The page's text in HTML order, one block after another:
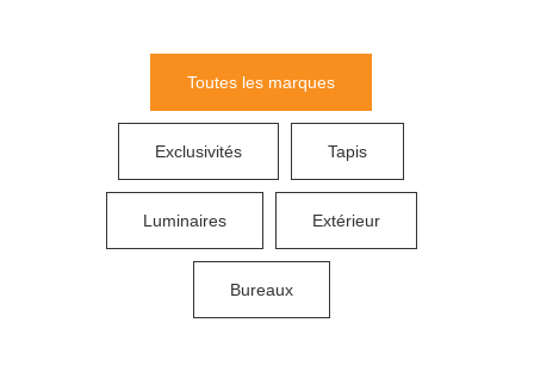
Toutes les marques
Exclusivités Tapis
Luminaires Extérieur
Bureaux